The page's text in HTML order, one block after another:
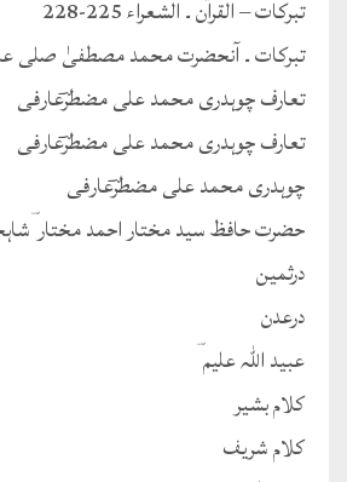
تبرکات – القرآن ۔ الشعراء 225-228
تبرکات ۔ آنحضرت محمد مصطفیٰ صلی
تعارف چوہدری محمد علی مضطرؔعارفی
تعارف چوہدری محمد علی مضطرؔعارفی
چوہدری محمد علی مضطرؔعارفی
حضرت حافظ سید مختار احمد مختار
درثمین
درعدن
عبید اللہ علیم ؔ
کلام بشیر
کلام شریف